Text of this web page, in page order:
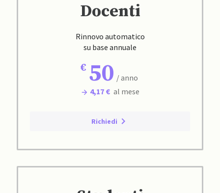
Docenti
Rinnovo automatico
su base annuale
50 / anno
4,17 € al mese
Richiedi